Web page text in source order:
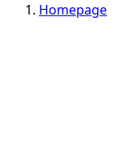
Homepage